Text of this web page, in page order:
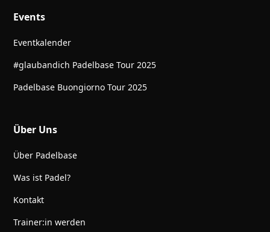
Events
Eventkalender
#glaubandich Padelbase Tour 2025
Padelbase Buongiorno Tour 2025
Über Uns
Über Padelbase
Was ist Padel?
Kontakt
Trainer:in werden